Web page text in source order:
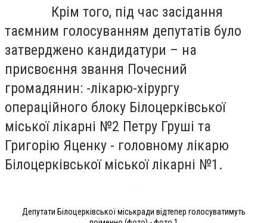
Крім того, під час засідання
таємним голосуванням депутатів було
затверджено кандидатури – на
присвоєння звання Почесний
громадянин: -лікарю-хірургу
операційного блоку Білоцерківської
міської лікарні №2 Петру Груші та
Григорію Яценку - головному лікарю
Білоцерківської міської лікарні №1.
Депутати Білоцерківської міськради відтепер голосуватимуть